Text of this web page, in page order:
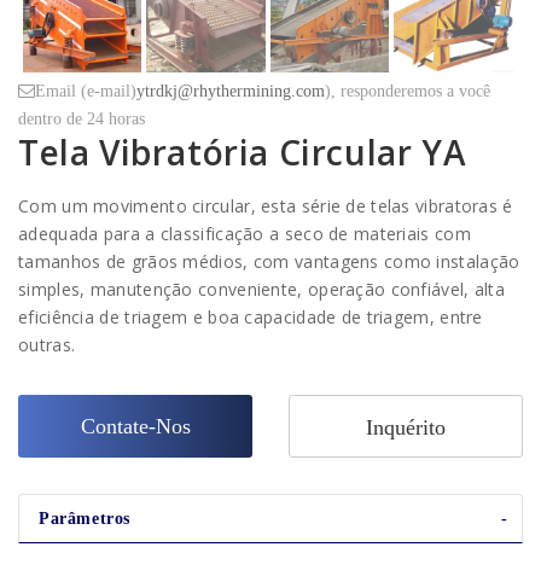
Email (e-mail)ytrdkj@rhythermining.com), responderemos a você
dentro de 24 horas
Tela Vibratória Circular YA
Com um movimento circular, esta série de telas vibratoras é
adequada para a classificação a seco de materiais com
tamanhos de grãos médios, com vantagens como instalação
simples, manutenção conveniente, operação confiável, alta
eficiência de triagem e boa capacidade de triagem, entre
outras.
Contate-Nos Inquérito
Parâmetros